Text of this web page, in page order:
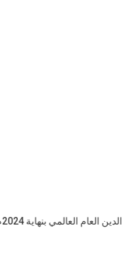
العالمي بنهاية 2024م..!